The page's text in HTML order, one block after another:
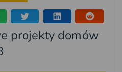
projekty domów